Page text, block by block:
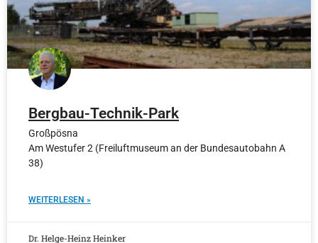
Bergbau-Technik-Park
Großpösna
Am Westufer 2 (Freiluftmuseum an der Bundesautobahn A
38)
WEITERLESEN »
Dr. Helge-Heinz Heinker